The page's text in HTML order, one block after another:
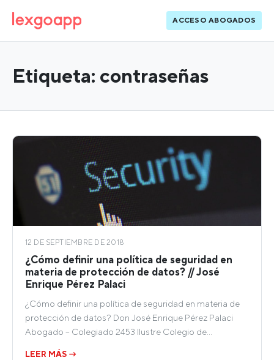
ACCESO ABOGADOS
Etiqueta: contraseñas
12 DE SEPTIEMBRE DE 2018
¿Cómo definir una política de seguridad en
materia de protección de datos? // José
Enrique Pérez Palaci
¿Cómo definir una política de seguridad en materia de
protección de datos? Don José Enrique Pérez Palaci
Abogado – Colegiado 2453 Ilustre Colegio de…
LEER MÁS →